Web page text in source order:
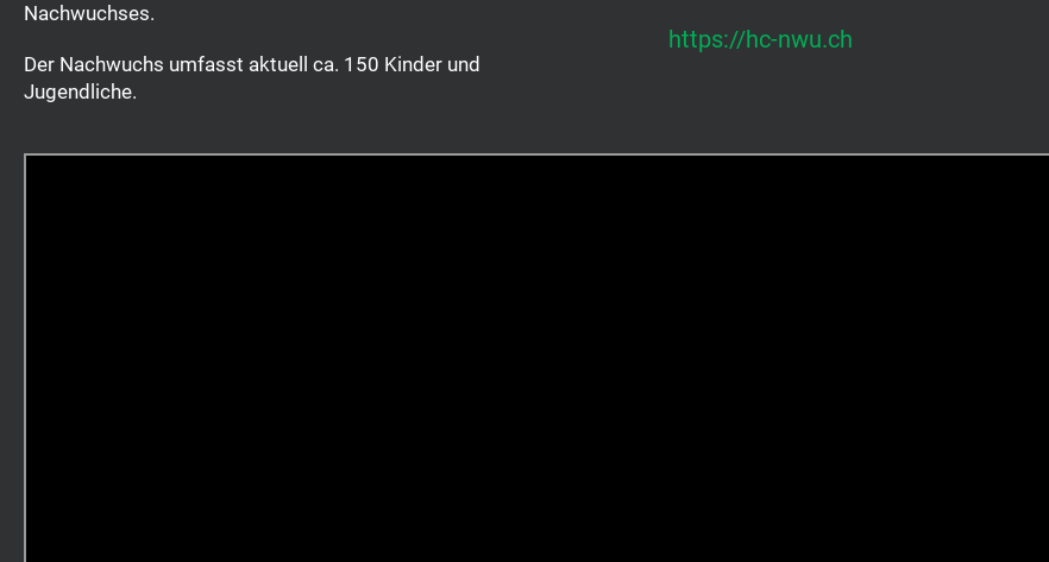
Nachwuchses.
Der Nachwuchs umfasst aktuell ca. 150 Kinder und
Jugendliche.
https://hc-nwu.ch